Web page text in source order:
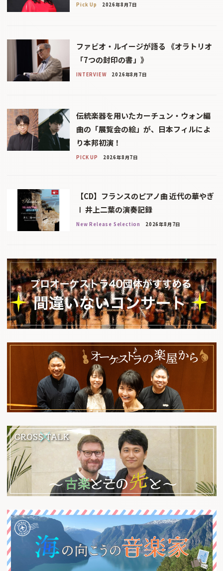
Pick Up 2026年8月7日
ファビオ・ルイージが語る 《オラトリオ
「7つの封印の書」》
INTERVIEW 2026年8月7日
伝統楽器を用いたカーチュン・ウォン編
曲の「展覧会の絵」が、日本フィルによ
り本邦初演！
PICK UP 2026年8月7日
【CD】フランスのピアノ曲 近代の華やぎ
Ⅰ 井上二葉の演奏記録
New Release Selection 2026年8月7日